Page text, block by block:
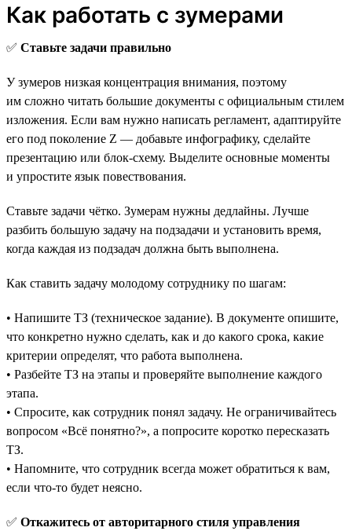
Как работать с зумерами
✅ Ставьте задачи правильно
У зумеров низкая концентрация внимания, поэтому
им сложно читать большие документы с официальным стилем
изложения. Если вам нужно написать регламент, адаптируйте
его под поколение Z — добавьте инфографику, сделайте
презентацию или блок-схему. Выделите основные моменты
и упростите язык повествования.
Ставьте задачи чётко. Зумерам нужны дедлайны. Лучше
разбить большую задачу на подзадачи и установить время,
когда каждая из подзадач должна быть выполнена.
Как ставить задачу молодому сотруднику по шагам:
• Напишите ТЗ (техническое задание). В документе опишите,
что конкретно нужно сделать, как и до какого срока, какие
критерии определят, что работа выполнена.
• Разбейте ТЗ на этапы и проверяйте выполнение каждого
этапа.
• Спросите, как сотрудник понял задачу. Не ограничивайтесь
вопросом «‎Всё понятно?», а попросите коротко пересказать
ТЗ.
• Напомните, что сотрудник всегда может обратиться к вам,
если что-то будет неясно.
✅ Откажитесь от авторитарного стиля управления